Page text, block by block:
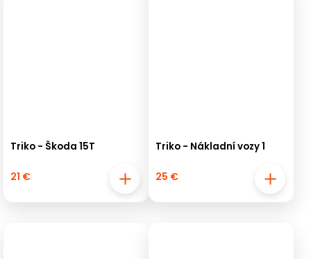
Triko - Škoda 15T
21 €
Triko - Nákladní vozy 1
25 €